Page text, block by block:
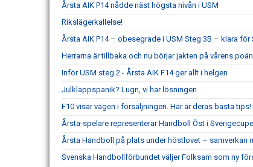
Årsta AIK P14 nådde näst högsta nivån i USM
Rikslägerkallelse!
Årsta AIK P14 – obesegrade i USM Steg 3B – klara för
Herrarna är tillbaka och nu börjar jakten på vårens
Inför USM steg 2 - Årsta AIK F14 ger allt i helgen
Julklappspanik? Lugn, vi har lösningen.
F10 visar vägen i försäljningen. Här är deras bästa tips!
Årsta-spelare representerar Handboll Öst i
Årsta Handboll på plats under höstlovet – samverkan
Svenska Handbollförbundet väljer Folksam som ny